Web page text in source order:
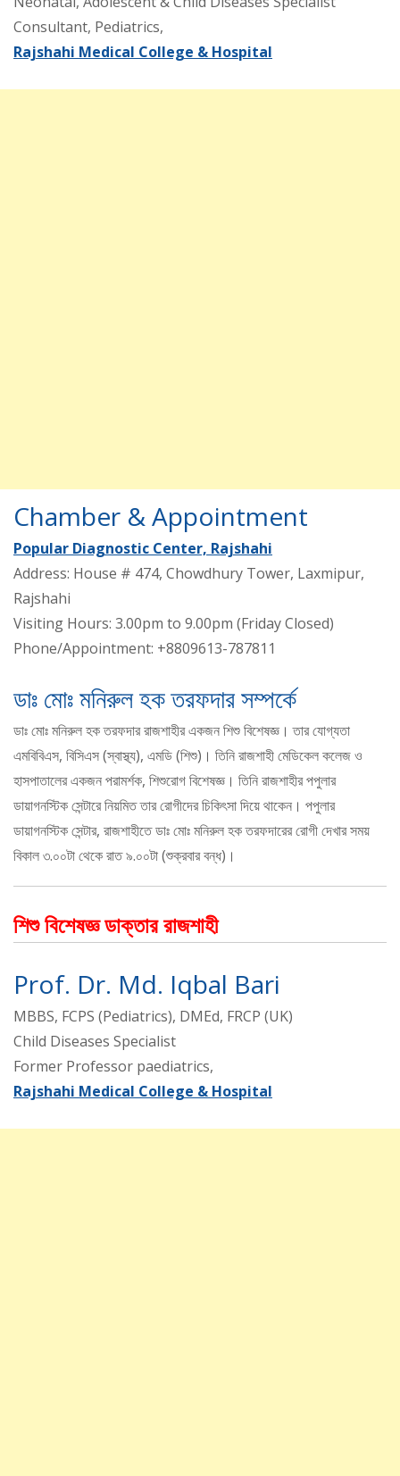
Consultant, Pediatrics,
Rajshahi Medical College & Hospital
Chamber & Appointment
Popular Diagnostic Center, Rajshahi
Address: House # 474, Chowdhury Tower, Laxmipur,
Rajshahi
Visiting Hours: 3.00pm to 9.00pm (Friday Closed)
Phone/Appointment: +8809613-787811
ডাঃ মোঃ মনিরুল হক তরফদার সম্পর্কে
ডাঃ মোঃ মনিরুল হক তরফদার রাজশাহীর একজন শিশু বিশেষজ্ঞ। তার যোগ্যতা
এমবিবিএস, বিসিএস (স্বাস্থ্য), এমডি (শিশু)। তিনি রাজশাহী মেডিকেল কলেজ ও
হাসপাতালের একজন পরামর্শক, শিশুরোগ বিশেষজ্ঞ। তিনি রাজশাহীর পপুলার
ডায়াগনস্টিক সেন্টারে নিয়মিত তার রোগীদের চিকিৎসা দিয়ে থাকেন। পপুলার
ডায়াগনস্টিক সেন্টার, রাজশাহীতে ডাঃ মোঃ মনিরুল হক তরফদারের রোগী দেখার সময়
বিকাল ৩.০০টা থেকে রাত ৯.০০টা (শুক্রবার বন্ধ)।
শিশু বিশেষজ্ঞ ডাক্তার রাজশাহী
Prof. Dr. Md. Iqbal Bari
MBBS, FCPS (Pediatrics), DMEd, FRCP (UK)
Child Diseases Specialist
Former Professor paediatrics,
Rajshahi Medical College & Hospital